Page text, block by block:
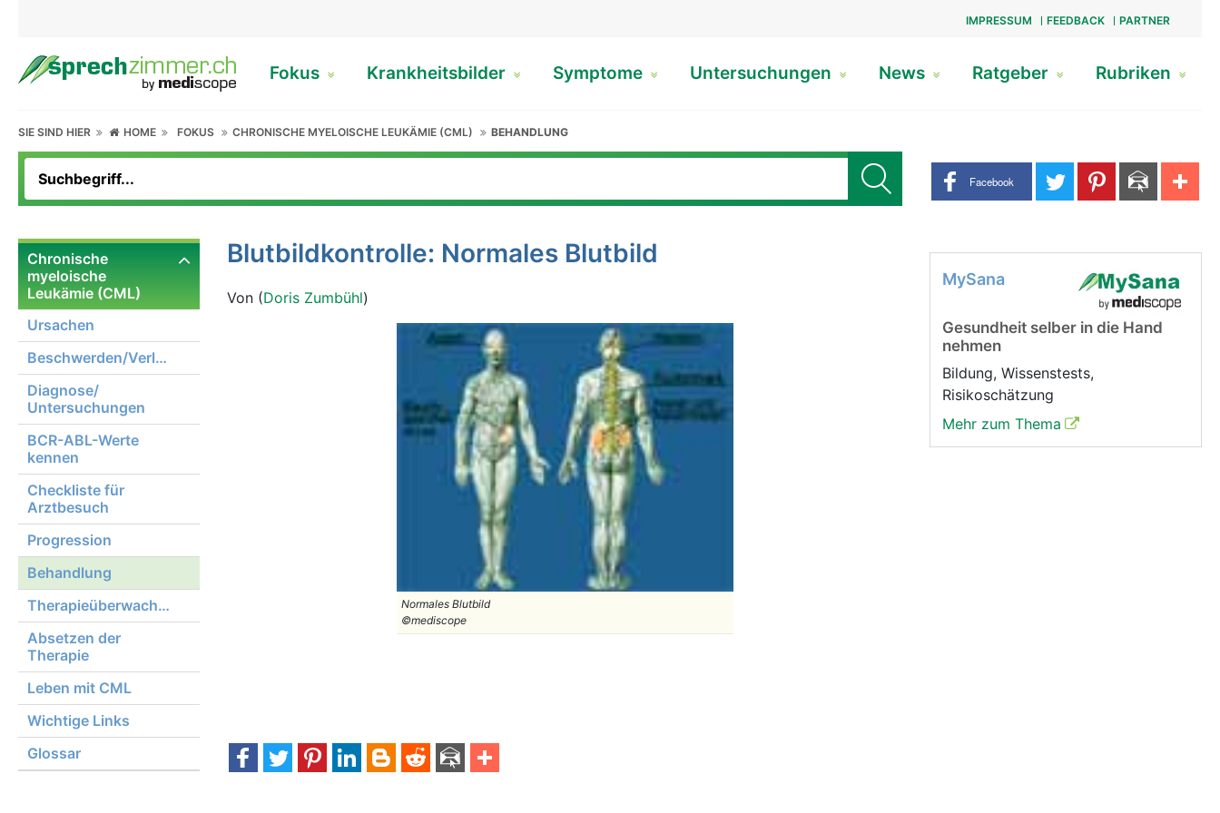
IMPRESSUM FEEDBACK PARTNER
Fokus Krankheitsbilder Symptome Untersuchungen News Ratgeber Rubriken
SIE SIND HIER HOME FOKUS CHRONISCHE MYELOISCHE LEUKÄMIE (CML) BEHANDLUNG
Share buttons
Facebook
Chronische
myeloische
Leukämie (CML)
Ursachen
Beschwerden/Verlauf
Diagnose/
Untersuchungen
BCR-ABL-Werte
kennen
Checkliste für
Arztbesuch
Progression
Behandlung
Therapieüberwachung
Absetzen der
Therapie
Leben mit CML
Wichtige Links
Glossar
Blutbildkontrolle: Normales Blutbild
Von (Doris Zumbühl)
Normales Blutbild
©mediscope
MySana
Gesundheit selber in die Hand
nehmen
Bildung, Wissenstests,
Risikoschätzung
Mehr zum Thema